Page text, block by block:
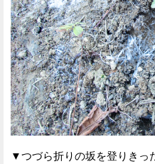
▼つづら折りの坂を登りきっ